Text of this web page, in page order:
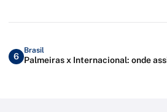
6
Brasil
Palmeiras x Internacional: onde